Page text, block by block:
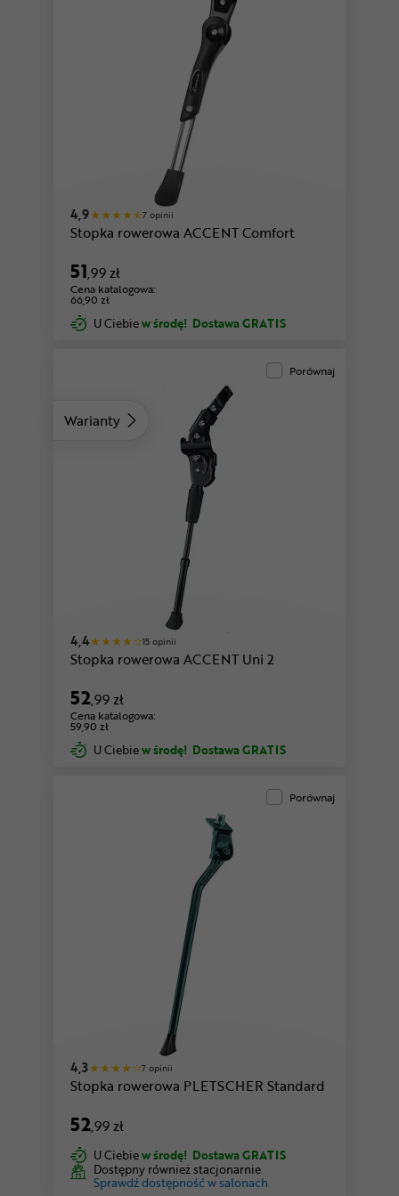
4,9 7 opinii
Stopka rowerowa ACCENT Comfort
51,99 zł
Cena katalogowa:
66,90 zł
U Ciebiew środę! Dostawa GRATIS
Warianty
Porównaj
4,4 15 opinii
Stopka rowerowa ACCENT Uni 2
52,99 zł
Cena katalogowa:
59,90 zł
U Ciebiew środę! Dostawa GRATIS
Porównaj
4,3 7 opinii
Stopka rowerowa PLETSCHER Standard
52,99 zł
U Ciebiew środę! Dostawa GRATIS
Dostępny również stacjonarnie
Sprawdź dostępność w salonach